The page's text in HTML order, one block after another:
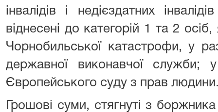
інвалідів і недієздатних
віднесені до категорій 1 та 2
Чорнобильської катастрофи, у
державної виконавчої служби;
Європейського суду з прав
Грошові суми, стягнуті з